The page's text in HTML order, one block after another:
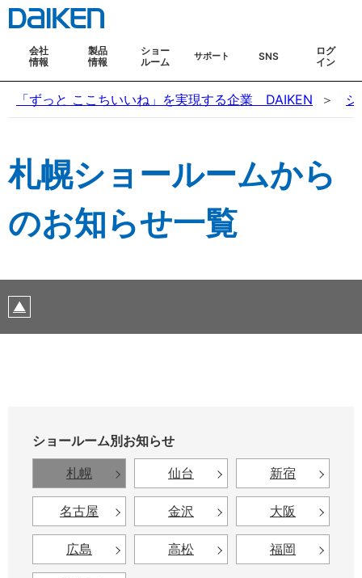
会社
情報
製品
情報
ショー
ルーム
サポート SNS
ログ
イン
「ずっと ここちいいね」を実現する企業 DAIKEN
札幌ショールームから
のお知らせ一覧
ショールーム別お知らせ
札幌
仙台 新宿
名古屋 金沢 大阪
広島 高松 福岡